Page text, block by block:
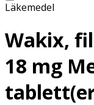
Läkemedel
Wakix,
18 mg